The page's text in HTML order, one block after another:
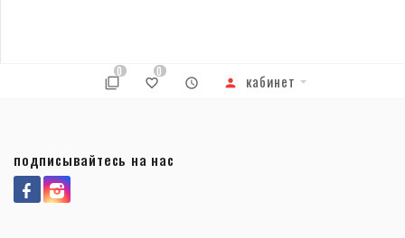
0 0 кабинет
подписывайтесь на нас